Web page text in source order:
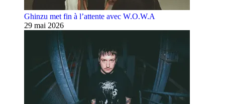
Ghinzu met fin à l’attente avec W.O.W.A
29 mai 2026